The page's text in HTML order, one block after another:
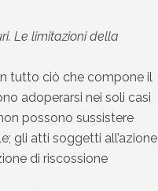
Le limitazioni della
tutto ciò che compone il
adoperarsi nei soli casi
possono sussistere
gli atti soggetti all’azione
di riscossione